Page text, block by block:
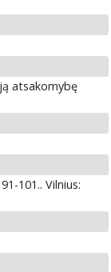
atsakomybę
91-101.. Vilnius: